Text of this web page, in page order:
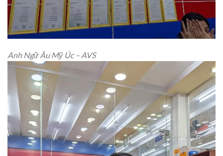
Anh Ngữ Âu Mỹ Úc – AVS